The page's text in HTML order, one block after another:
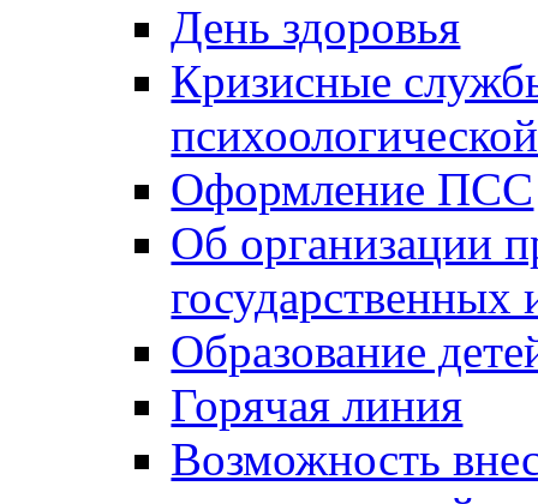
День здоровья
Кризисные
Оформление ПСС
Об организации
Образование
Горячая линия
Возможность